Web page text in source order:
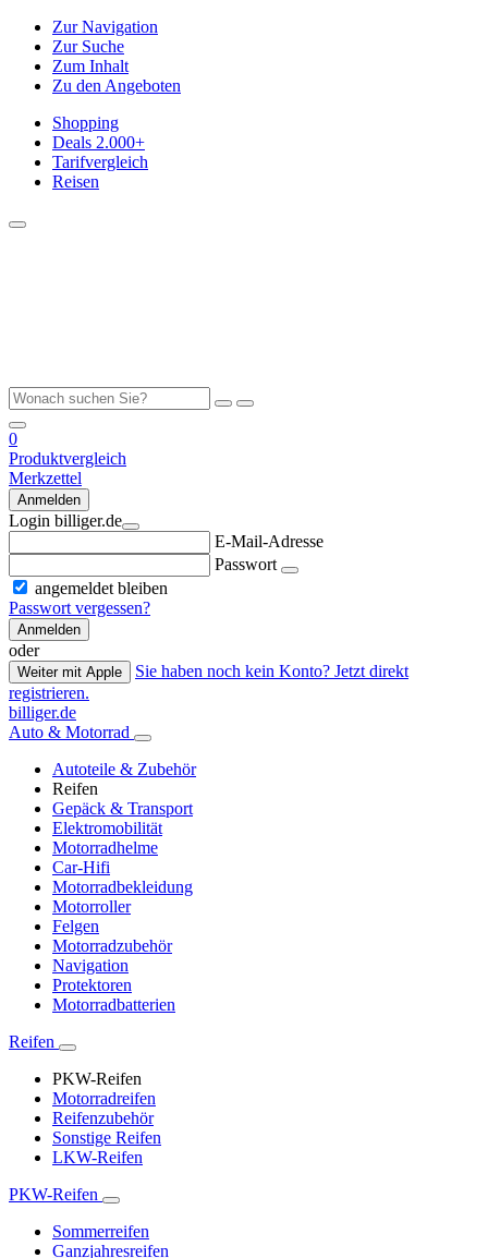
Zur Navigation
Zur Suche
Zum Inhalt
Zu den Angeboten
Shopping
Deals 2.000+
Tarifvergleich
Reisen
0
Produktvergleich
Merkzettel
Anmelden
Login billiger.de
E-Mail-Adresse
Passwort
angemeldet bleiben
Passwort vergessen?
Anmelden
oder
Weiter mit Apple
Sie haben noch kein Konto? Jetzt direkt
registrieren.
billiger.de
Auto & Motorrad
Autoteile & Zubehör
Reifen
Gepäck & Transport
Elektromobilität
Motorradhelme
Car-Hifi
Motorradbekleidung
Motorroller
Felgen
Motorradzubehör
Navigation
Protektoren
Motorradbatterien
Reifen
PKW-Reifen
Motorradreifen
Reifenzubehör
Sonstige Reifen
LKW-Reifen
PKW-Reifen
Sommerreifen
Ganzjahresreifen